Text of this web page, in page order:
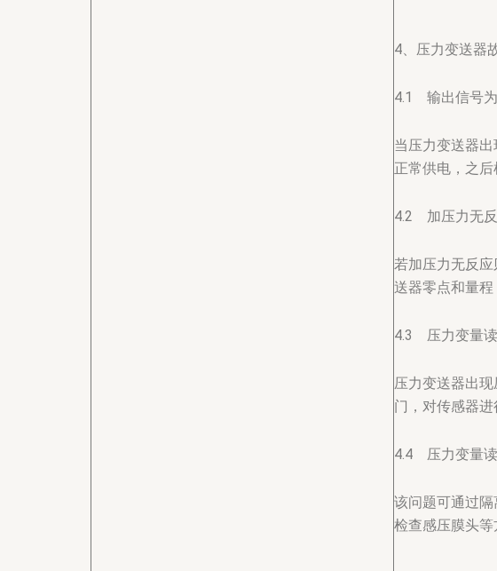
4、压力变送器
4.1 输出信号
当压力变送器
正常供电，之
4.2 加压力无
若加压力无反
送器零点和量程
4.3 压力变量
压力变送器出
门，对传感器进
4.4 压力变量
该问题可通过
检查感压膜头等